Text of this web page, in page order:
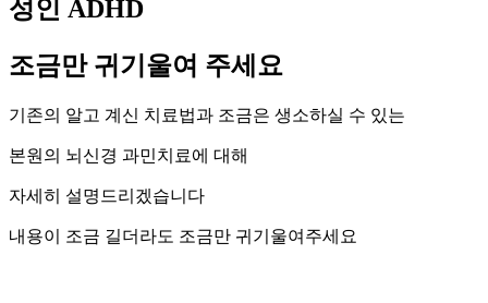
성인 ADHD
조금만 귀기울여 주세요
기존의 알고 계신 치료법과 조금은 생소하실 수 있는
본원의 뇌신경 과민치료에 대해
자세히 설명드리겠습니다
내용이 조금 길더라도 조금만 귀기울여주세요